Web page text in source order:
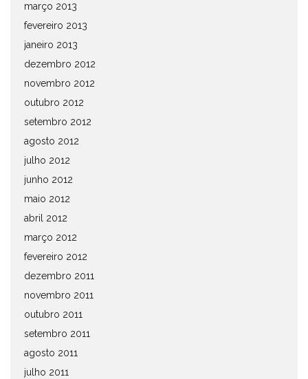
março 2013
fevereiro 2013
janeiro 2013
dezembro 2012
novembro 2012
outubro 2012
setembro 2012
agosto 2012
julho 2012
junho 2012
maio 2012
abril 2012
março 2012
fevereiro 2012
dezembro 2011
novembro 2011
outubro 2011
setembro 2011
agosto 2011
julho 2011